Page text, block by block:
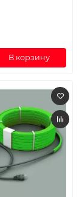
В корзину